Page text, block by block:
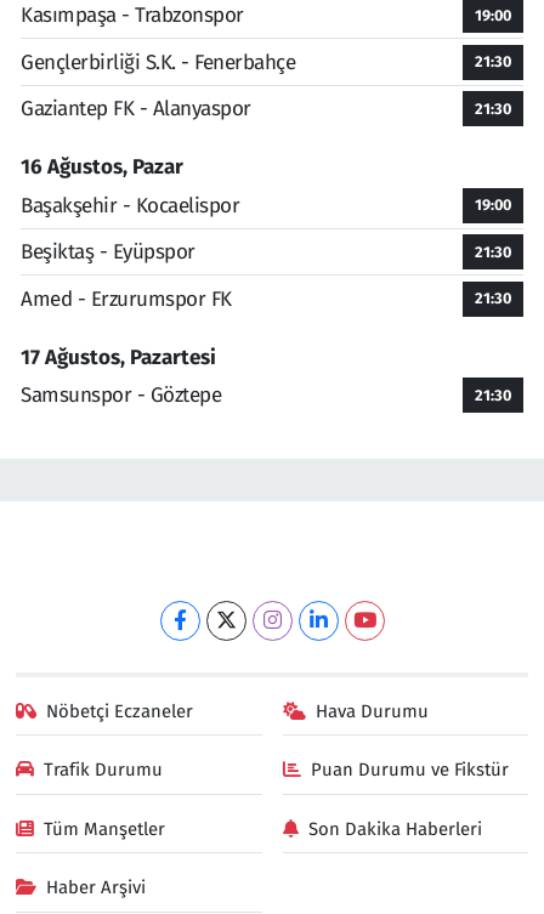
Kasımpaşa - Trabzonspor 19:00
Gençlerbirliği S.K. - Fenerbahçe 21:30
Gaziantep FK - Alanyaspor 21:30
16 Ağustos, Pazar
Başakşehir - Kocaelispor
19:00
Beşiktaş - Eyüpspor 21:30
Amed - Erzurumspor FK 21:30
17 Ağustos, Pazartesi
Samsunspor - Göztepe
21:30
Nöbetçi Eczaneler Hava Durumu
Trafik Durumu Puan Durumu ve Fikstür
Tüm Manşetler Son Dakika Haberleri
Haber Arşivi